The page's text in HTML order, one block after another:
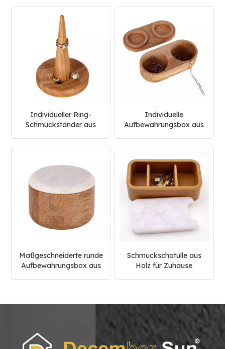
Schmuckschatulle aus
Holz
Individueller Ring-
Schmuckständer aus
Individuelle
Aufbewahrungsbox aus
Schmuckschatulle
Maßgeschneiderte runde
Aufbewahrungsbox aus
Schmuckschatulle aus
Holz für Zuhause